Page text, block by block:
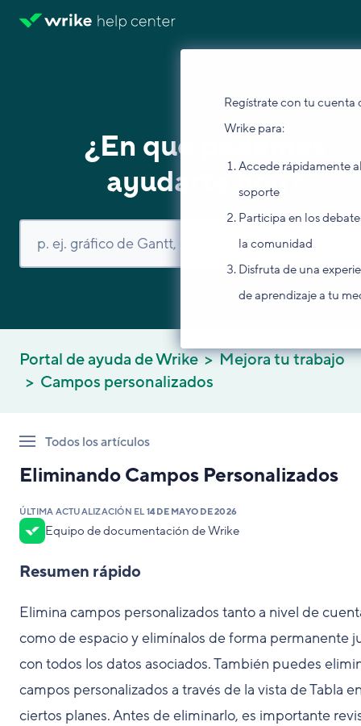
Regístrate con tu cuenta
Wrike para:
Accede rápidamente
soporte
Participa en los
la comunidad
Disfruta de una
de aprendizaje a tu
¿En qué podemos
ayudarte hoy?
Portal de ayuda de Wrike
Mejora tu trabajo
Campos personalizados
Todos los artículos
Eliminando Campos Personalizados
ÚLTIMA ACTUALIZACIÓN EL 14 DE MAYO DE 2026
Equipo de documentación de Wrike
Resumen rápido
Elimina campos personalizados tanto a nivel de
como de espacio y elimínalos de forma permanente
con todos los datos asociados. También puedes
campos personalizados a través de la vista de Tabla
ciertos planes. Antes de eliminarlo, es importante